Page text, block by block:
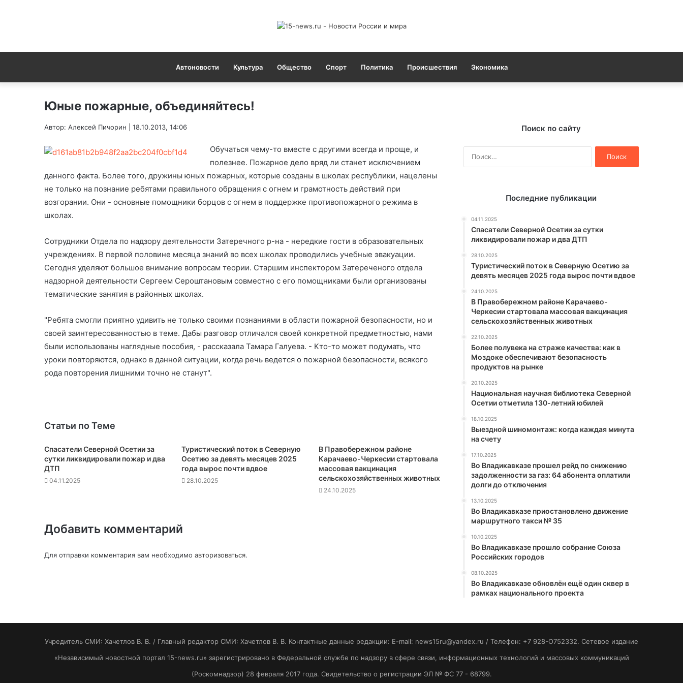
Автоновости Культура Общество Спорт Политика Происшествия Экономика
Юные пожарные, объединяйтесь!
Автор: Алексей Пичорин | 18.10.2013, 14:06
Обучаться чему-то вместе с другими всегда и проще, и
полезнее. Пожарное дело вряд ли станет исключением
данного факта. Более того, дружины юных пожарных, которые созданы в школах республики, нацелены
не только на познание ребятами правильного обращения с огнем и грамотность действий при
возгорании. Они - основные помощники борцов с огнем в поддержке противопожарного режима в
школах.
Сотрудники Отдела по надзору деятельности Затеречного р-на - нередкие гости в образовательных
учреждениях. В первой половине месяца знаний во всех школах проводились учебные эвакуации.
Сегодня уделяют большое внимание вопросам теории. Старшим инспектором Затереченого отдела
надзорной деятельности Сергеем Сероштановым совместно с его помощниками были организованы
тематические занятия в районных школах.
"Ребята смогли приятно удивить не только своими познаниями в области пожарной безопасности, но и
своей заинтересованностью в теме. Дабы разговор отличался своей конкретной предметностью, нами
были использованы наглядные пособия, - рассказала Тамара Галуева. - Кто-то может подумать, что
уроки повторяются, однако в данной ситуации, когда речь ведется о пожарной безопасности, всякого
рода повторения лишними точно не станут".
Статьи по Теме
Спасатели Северной Осетии за
сутки ликвидировали пожар и два
ДТП
04.11.2025
Туристический поток в Северную
Осетию за девять месяцев 2025
года вырос почти вдвое
28.10.2025
В Правобережном районе
Карачаево-Черкесии стартовала
массовая вакцинация
сельскохозяйственных животных
24.10.2025
Добавить комментарий
Для отправки комментария вам необходимо авторизоваться.
Поиск по сайту
Последние публикации
04.11.2025
Спасатели Северной Осетии за сутки
ликвидировали пожар и два ДТП
28.10.2025
Туристический поток в Северную Осетию за
девять месяцев 2025 года вырос почти вдвое
24.10.2025
В Правобережном районе Карачаево-
Черкесии стартовала массовая вакцинация
сельскохозяйственных животных
22.10.2025
Более полувека на страже качества: как в
Моздоке обеспечивают безопасность
продуктов на рынке
20.10.2025
Национальная научная библиотека Северной
Осетии отметила 130-летний юбилей
18.10.2025
Выездной шиномонтаж: когда каждая минута
на счету
17.10.2025
Во Владикавказе прошел рейд по снижению
задолженности за газ: 64 абонента оплатили
долги до отключения
13.10.2025
Во Владикавказе приостановлено движение
маршрутного такси № 35
10.10.2025
Во Владикавказе прошло собрание Союза
Российских городов
08.10.2025
Во Владикавказе обновлён ещё один сквер в
рамках национального проекта
Учредитель СМИ: Хaчeтлoв B. B. / Главный редактор СМИ: Хaчeтлoв B. B. Контактные данные редакции: E-mail: news15ru@yandex.ru / Телефон: +7 928-O752332. Сетевое издание
«Независимый новостной портал 15-news.ru» зарегистрировано в Федеральной службе по надзору в сфере связи, информационных технологий и массовых коммуникаций
(Роскомнадзор) 28 февраля 2017 года. Свидетельство о регистрации ЭЛ № ФС 77 - 68799.